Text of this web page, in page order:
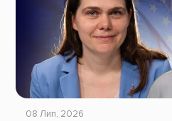
08 Лип, 2026